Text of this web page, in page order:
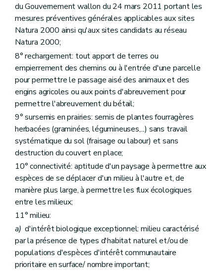
du Gouvernement wallon du 24 mars 2011 portant les
mesures préventives générales applicables aux sites
Natura 2000 ainsi qu'aux sites candidats au réseau
Natura 2000;
8° rechargement: tout apport de terres ou
empierrement des chemins ou à l'entrée d'une parcelle
pour permettre le passage aisé des animaux et des
engins agricoles ou aux points d'abreuvement pour
permettre l'abreuvement du bétail;
9° sursemis en prairies: semis de plantes fourragères
herbacées (graminées, légumineuses,...) sans travail
systématique du sol (fraisage ou labour) et sans
destruction du couvert en place;
10° connectivité: aptitude d'un paysage à permettre aux
espèces de se déplacer d'un milieu à l'autre et, de
manière plus large, à permettre les flux écologiques
entre les milieux;
11° milieu:
a) d'intérêt biologique exceptionnel: milieu caractérisé
par la présence de types d'habitat naturel et/ou de
populations d'espèces d'intérêt communautaire
prioritaire en surface/ nombre important;